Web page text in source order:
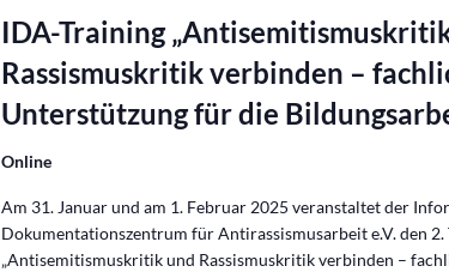
IDA-Training
Rassismuskritik verbinden –
Unterstützung für die
Online
Am 31. Januar und am 1. Februar 2025 veranstaltet der
Dokumentationszentrum für Antirassismusarbeit e.V. den
„Antisemitismuskritik und Rassismuskritik verbinden –